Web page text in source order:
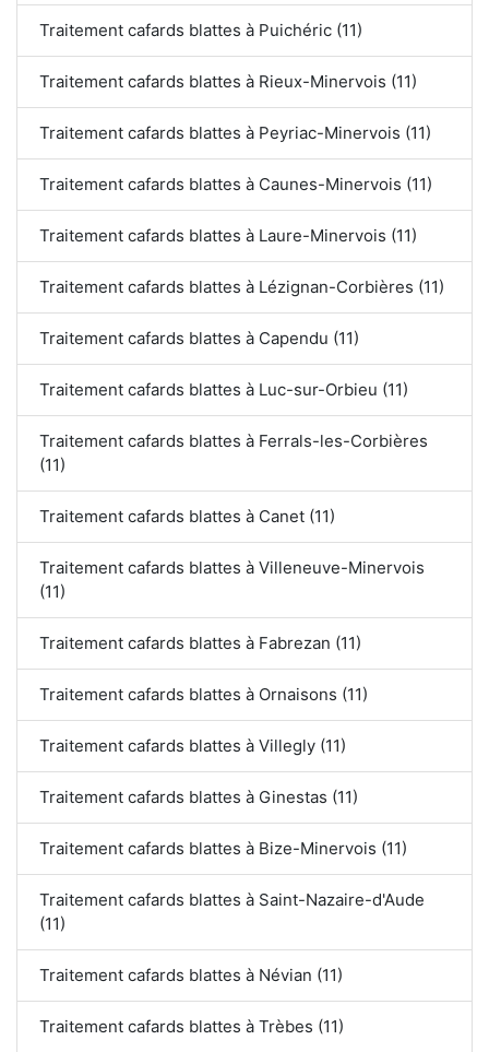
Traitement cafards blattes à Puichéric (11)
Traitement cafards blattes à Rieux-Minervois (11)
Traitement cafards blattes à Peyriac-Minervois (11)
Traitement cafards blattes à Caunes-Minervois (11)
Traitement cafards blattes à Laure-Minervois (11)
Traitement cafards blattes à Lézignan-Corbières (11)
Traitement cafards blattes à Capendu (11)
Traitement cafards blattes à Luc-sur-Orbieu (11)
Traitement cafards blattes à Ferrals-les-Corbières
(11)
Traitement cafards blattes à Canet (11)
Traitement cafards blattes à Villeneuve-Minervois
(11)
Traitement cafards blattes à Fabrezan (11)
Traitement cafards blattes à Ornaisons (11)
Traitement cafards blattes à Villegly (11)
Traitement cafards blattes à Ginestas (11)
Traitement cafards blattes à Bize-Minervois (11)
Traitement cafards blattes à Saint-Nazaire-d'Aude
(11)
Traitement cafards blattes à Névian (11)
Traitement cafards blattes à Trèbes (11)